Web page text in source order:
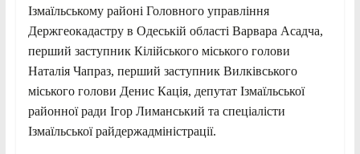
Ізмаїльському районі Головного управління
Держгеокадастру в Одеській області Варвара Асадча,
перший заступник Кілійського міського голови
Наталія Чапраз, перший заступник Вилківського
міського голови Денис Кація, депутат Ізмаїльської
районної ради Ігор Лиманський та спеціалісти
Ізмаїльської райдержадміністрації.